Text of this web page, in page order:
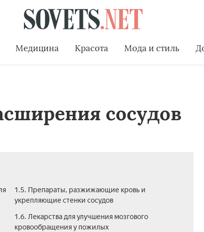
Медицина Красота Мода и стиль
сосудов
1.5. Препараты, разжижающие кровь и
укрепляющие стенки сосудов
1.6. Лекарства для улучшения мозгового
кровообращения у пожилых